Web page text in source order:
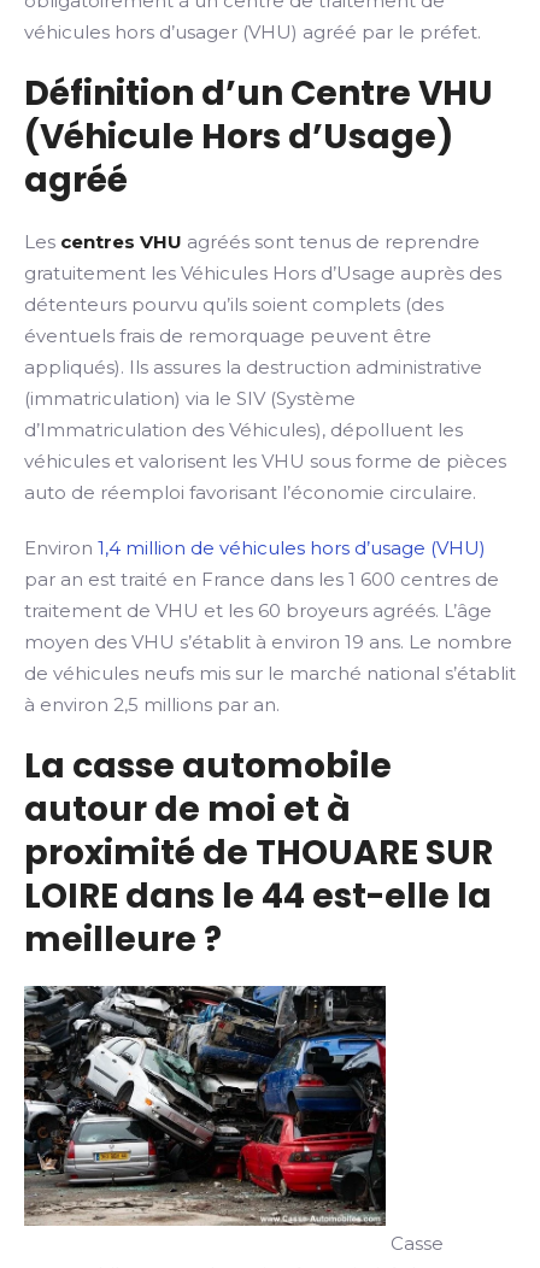
véhicules hors d’usager (VHU) agréé par le préfet.
Définition d’un Centre VHU
(Véhicule Hors d’Usage)
agréé
Les centres VHU agréés sont tenus de reprendre
gratuitement les Véhicules Hors d’Usage auprès des
détenteurs pourvu qu’ils soient complets (des
éventuels frais de remorquage peuvent être
appliqués). Ils assures la destruction administrative
(immatriculation) via le SIV (Système
d’Immatriculation des Véhicules), dépolluent les
véhicules et valorisent les VHU sous forme de pièces
auto de réemploi favorisant l’économie circulaire.
Environ 1,4 million de véhicules hors d’usage (VHU)
par an est traité en France dans les 1 600 centres de
traitement de VHU et les 60 broyeurs agréés. L’âge
moyen des VHU s’établit à environ 19 ans. Le nombre
de véhicules neufs mis sur le marché national s’établit
à environ 2,5 millions par an.
La casse automobile
autour de moi et à
proximité de THOUARE SUR
LOIRE dans le 44 est-elle la
meilleure ?
Casse